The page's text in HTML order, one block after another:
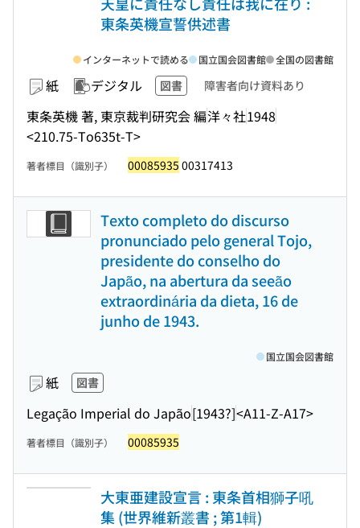
東条英機宣誓供述書
紙 デジタル 図書 障害者向け資料あり
東条英機 著, 東京裁判研究会 編洋々社1948
<210.75-To635t-T>
インターネットで読める 国立国会図書館 全国の図書館
著者標目（識別子） 00085935 00317413
Texto completo do discurso
pronunciado pelo general Tojo,
presidente do conselho do
Japão, na abertura da seeão
extraordinária da dieta, 16 de
junho de 1943.
紙 図書
Legação Imperial do Japão[1943?]<A11-Z-A17>
国立国会図書館
著者標目（識別子） 00085935
大東亜建設宣言 : 東条首相獅子吼
集 (世界維新叢書 ; 第1輯)